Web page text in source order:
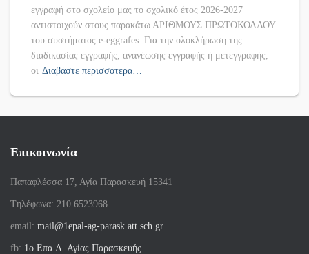
εγγραφή στο σχολείο μας το σχολικό έτος 2026-2027
αντιστοιχούν στους παρακάτω ΑΡΙΘΜΟΥΣ ΠΡΩΤΟΚΟΛΛΟΥ
του συστήματος e-eggrafes. Για την ολοκλήρωση της
διαδικασίας εγγραφής, ανανέωσης εγγραφής ή μετεγγραφής,
οι Διαβάστε περισσότερα…
Επικοινωνία
Παπαφλέσσα 17, Αγία Παρασκευή 15341
Tηλέφωνα: 210 6523968
email: mail@1epal-ag-parask.att.sch.gr
fb: 1ο Επα.Λ. Αγίας Παρασκευής